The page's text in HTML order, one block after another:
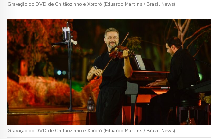
Gravação do DVD de Chitãozinho e Xororó (Eduardo Martins / Brazil News)
Gravação do DVD de Chitãozinho e Xororó (Eduardo Martins / Brazil News)